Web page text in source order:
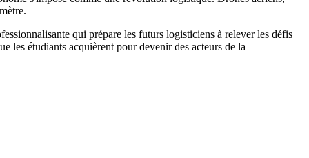
qui prépare les futurs logisticiens à relever les défis
les étudiants acquièrent pour devenir des acteurs de la